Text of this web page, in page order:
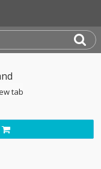
tab